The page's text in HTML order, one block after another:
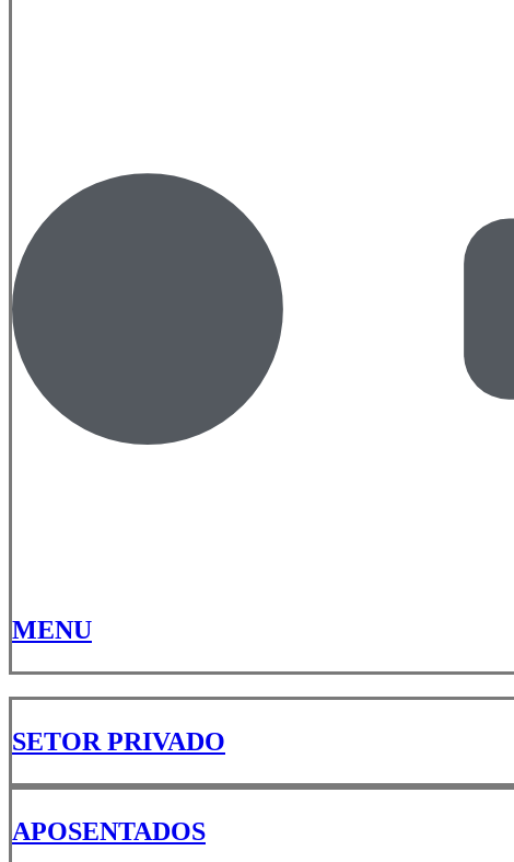
MENU
SETOR PRIVADO
APOSENTADOS